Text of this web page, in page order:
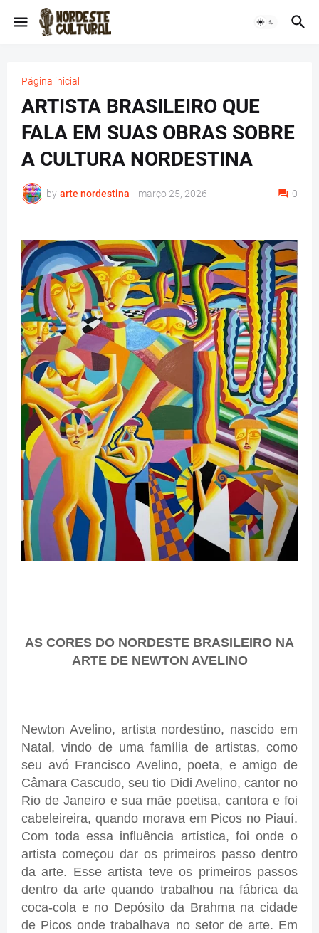
Página inicial
ARTISTA BRASILEIRO QUE
FALA EM SUAS OBRAS SOBRE
A CULTURA NORDESTINA
by arte nordestina - março 25, 2026 0
AS CORES DO NORDESTE BRASILEIRO NA
ARTE DE NEWTON AVELINO
Newton Avelino, artista nordestino, nascido em
Natal, vindo de uma família de artistas, como
seu avó Francisco Avelino, poeta, e amigo de
Câmara Cascudo, seu tio Didi Avelino, cantor no
Rio de Janeiro e sua mãe poetisa, cantora e foi
cabeleireira, quando morava em Picos no Piauí.
Com toda essa influência artística, foi onde o
artista começou dar os primeiros passo dentro
da arte. Esse artista teve os primeiros passos
dentro da arte quando trabalhou na fábrica da
coca-cola e no Depósito da Brahma na cidade
de Picos onde trabalhava no setor de arte. Em